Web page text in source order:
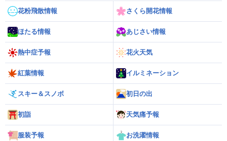
花粉飛散情報 さくら開花情報
ほたる情報 あじさい情報
熱中症予報 花火天気
紅葉情報 イルミネーション
スキー＆スノボ 初日の出
初詣 天気痛予報
服装予報 お洗濯情報